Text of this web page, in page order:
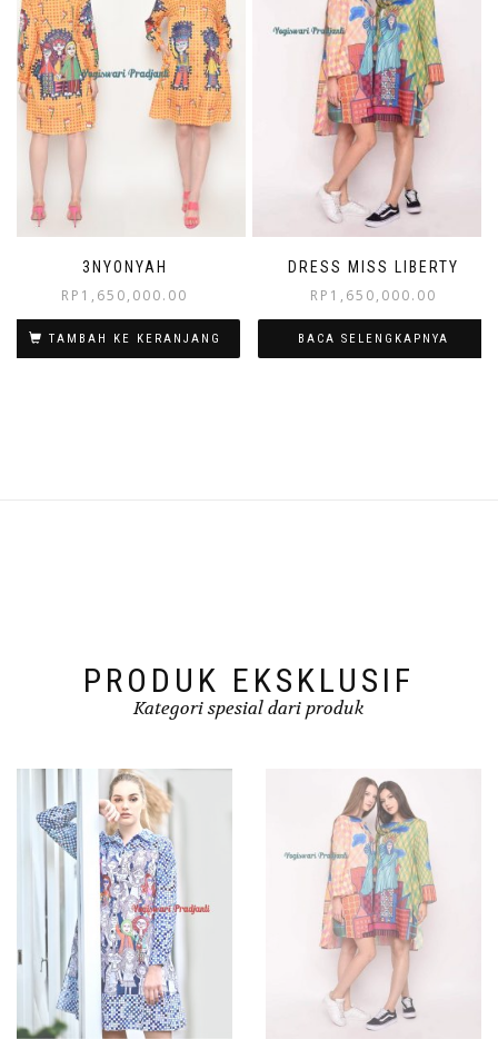
3NYONYAH
RP 1,650,000.00
TAMBAH KE KERANJANG
DRESS MISS LIBERTY
RP 1,650,000.00
BACA SELENGKAPNYA
PRODUK EKSKLUSIF
Kategori spesial dari produk